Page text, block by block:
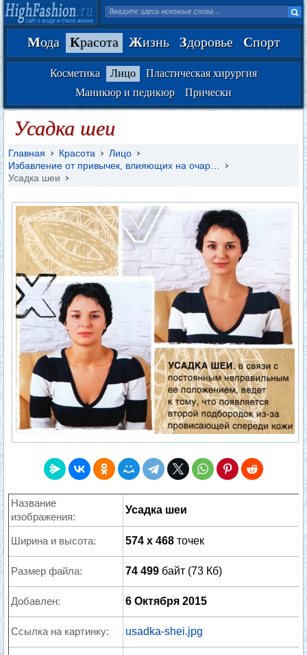
Мода Красота Жизнь Здоровье Спорт
Косметика Лицо
Пластическая хирургия
Маникюр и педикюр
Прически
Усадка шеи
Главная Красота
Лицо
Избавление от привычек, влияющих на очар…
Усадка шеи
Название
изображения:
Усадка шеи
Ширина и высота: 574 x 468 точек
Размер файла: 74 499 байт (73 Кб)
Добавлен: 6 Октября 2015
Ссылка на картинку: usadka-shei.jpg